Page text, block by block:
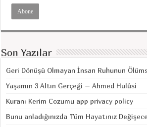
Son Yazılar
Geri Dönüşü Olmayan İnsan Ruhunun
Yaşamın 3 Altın Gerçeği – Ahmed Hulûsi
Kuranı Kerim Cozumu app privacy policy
Bunu anladığınızda Tüm Hayatınız